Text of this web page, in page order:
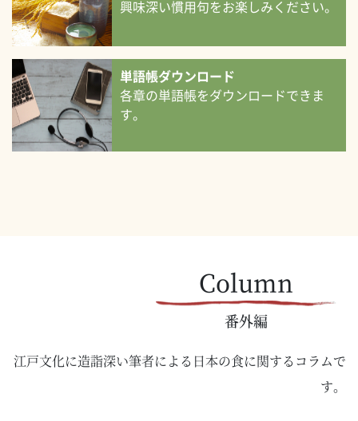
興味深い慣用句をお楽しみください。
単語帳ダウンロード
各章の単語帳をダウンロードできま
す。
Column
番外編
江戸文化に造詣深い筆者による日本の食に関するコラムで
す。